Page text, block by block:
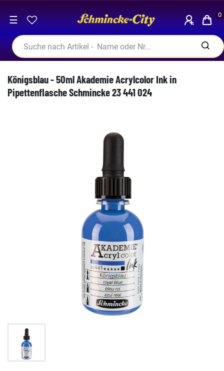
☰ 0
Königsblau - 50ml Akademie Acrylcolor Ink in
Pipettenflasche Schmincke 23 441 024